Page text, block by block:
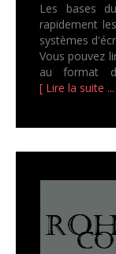
Les bases
rapidement
systèmes
Vous pouvez
au format
[ Lire la suite